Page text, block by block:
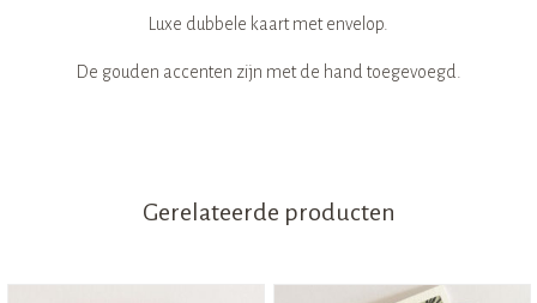
Luxe dubbele kaart met envelop.
De gouden accenten zijn met de hand toegevoegd.
Gerelateerde producten